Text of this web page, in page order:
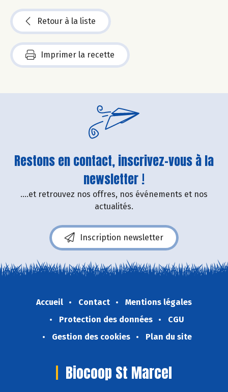
Retour à la liste
Imprimer la recette
Restons en contact, inscrivez-vous à la
newsletter !
....et retrouvez nos offres, nos événements et nos
actualités.
Inscription newsletter
Accueil Contact
Mentions légales
Protection des données
CGU
Gestion des cookies
Plan du site
Biocoop St Marcel